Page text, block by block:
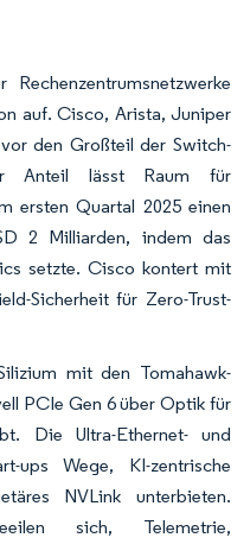
auf. Cisco, Arista, Juniper
den Großteil der Switch-
Anteil lässt Raum für
ersten Quartal 2025 einen
2 Milliarden, indem das
setzte. Cisco kontert mit
Sicherheit für Zero-Trust-
mit den Tomahawk-
PCIe Gen 6 über Optik für
Die Ultra-Ethernet- und
ups Wege, KI-zentrische
NVLink unterbieten.
sich, Telemetrie,